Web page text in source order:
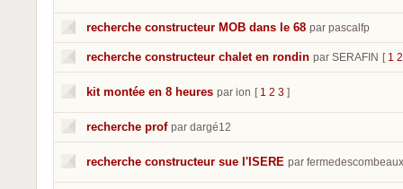
recherche constructeur MOB dans le 68 par pascalfp
recherche constructeur chalet en rondin par SERAFIN [ 1 2
kit montée en 8 heures par ion [ 1 2 3 ]
recherche prof par dargé12
recherche constructeur sue l'ISERE par fermedescombeaux